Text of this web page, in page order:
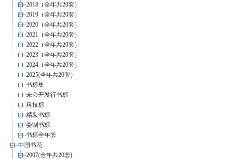
2018（全年共20套）
2019（全年共20套）
2020（全年共20套）
2021（全年共20套）
2022（全年共20套）
2023（全年共20套）
2024（全年共20套）
2025(全年共20套）
书标集
未公开发行书标
科技标
精装书标
委制书标
书标全年套
中国书花
2007(全年共20套)